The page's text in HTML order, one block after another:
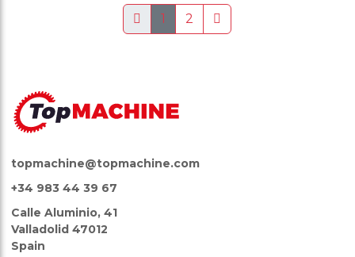
1 2
topmachine@topmachine.com
+34 983 44 39 67
Calle Aluminio, 41
Valladolid 47012
Spain